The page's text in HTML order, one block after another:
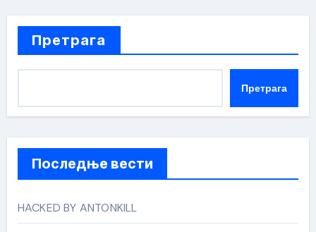
Претрага
Претрага
Последње вести
HACKED BY ANTONKILL